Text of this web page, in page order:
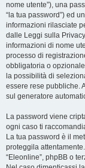
nome utente”), una
“la tua password”) ed
informazioni rilasciate
dalle Leggi sulla
informazioni di nome
processo di
obbligatoria o
la possibilità di
essere rese pubbliche.
sul generatore
La password viene
ogni caso ti
La tua password è il
proteggila
“Eleonline”, phpBB o